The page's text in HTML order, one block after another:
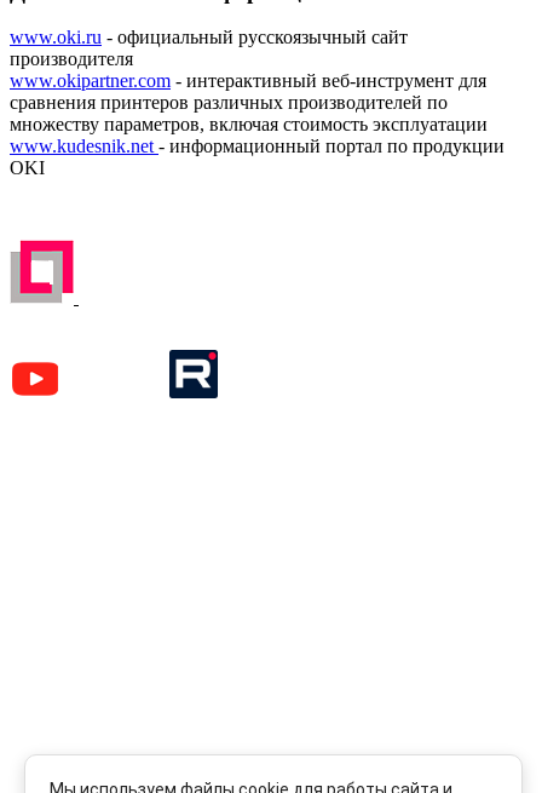
www.oki.ru - официальный русскоязычный сайт
производителя
www.okipartner.com - интерактивный веб-инструмент для
сравнения принтеров различных производителей по
множеству параметров, включая стоимость эксплуатации
www.kudesnik.net- информационный портал по продукции
OKI
с
данного сайта | © 1992-
2026 ООО «ЛЕКОМ».